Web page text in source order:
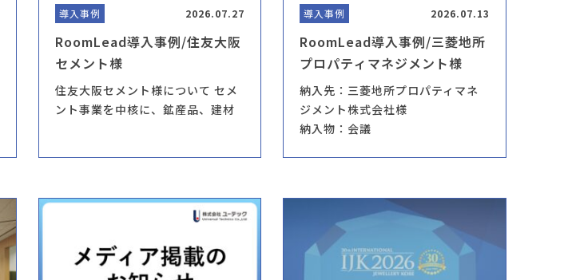
導入事例 2026.07.27
RoomLead導入事例/住友大阪
セメント様
住友大阪セメント様について セメ
ント事業を中核に、鉱産品、建材
導入事例 2026.07.13
RoomLead導入事例/三菱地所
プロパティマネジメント様
納入先：三菱地所プロパティマネ
ジメント株式会社様
納入物：会議